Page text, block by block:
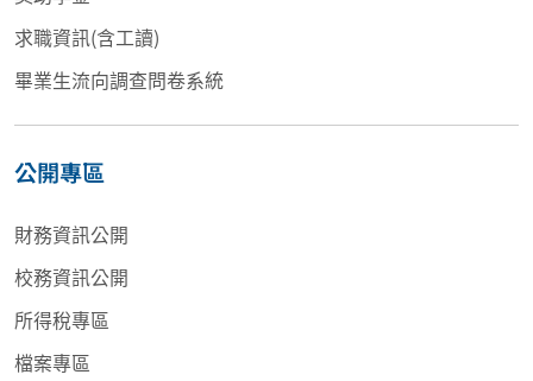
求職資訊(含工讀)
畢業生流向調查問卷系統
公開專區
財務資訊公開
校務資訊公開
所得稅專區
檔案專區